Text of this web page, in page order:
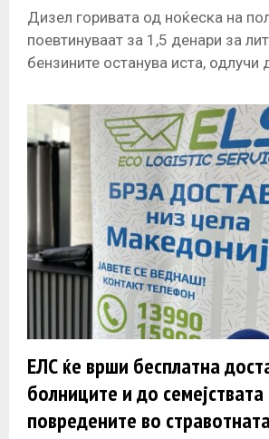
Дизел горивата од ноќеска на
поевтинуваат за 1,5 денари за
бензините останува иста, одлучи
ЕЛС ќе врши бесплатна
болниците и до
повредените во